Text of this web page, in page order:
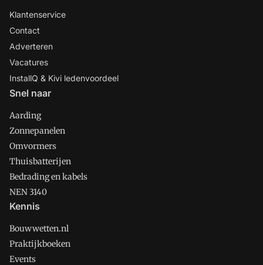
Klantenservice
Contact
Adverteren
Vacatures
InstallQ & Kivi ledenvoordeel
Snel naar
Aarding
Zonnepanelen
Omvormers
Thuisbatterijen
Bedrading en kabels
NEN 3140
Kennis
Bouwwetten.nl
Praktijkboeken
Events